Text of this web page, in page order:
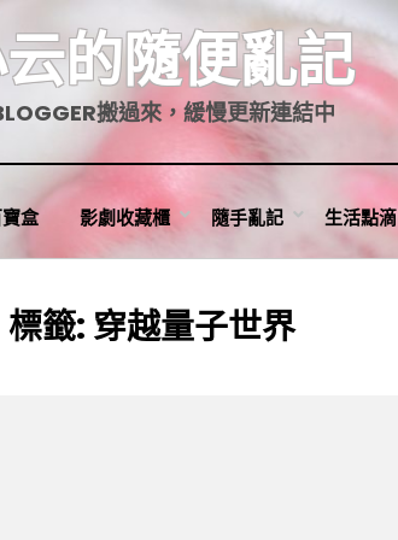
的隨便亂記
搬過來，緩慢更新連結中
盒 影劇收藏櫃 隨手亂記 生活點滴
標籤: 穿越量子世界